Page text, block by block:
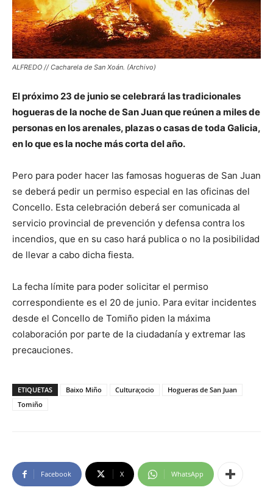
ALFREDO // Cacharela de San Xoán. (Archivo)
El próximo 23 de junio se celebrará las tradicionales
hogueras de la noche de San Juan que reúnen a miles de
personas en los arenales, plazas o casas de toda Galicia,
en lo que es la noche más corta del año.
Pero para poder hacer las famosas hogueras de San Juan
se deberá pedir un permiso especial en las oficinas del
Concello. Esta celebración deberá ser comunicada al
servicio provincial de prevención y defensa contra los
incendios, que en su caso hará publica o no la posibilidad
de llevar a cabo dicha fiesta.
La fecha límite para poder solicitar el permiso
correspondiente es el 20 de junio. Para evitar incidentes
desde el Concello de Tomiño piden la máxima
colaboración por parte de la ciudadanía y extremar las
precauciones.
ETIQUETAS Baixo Miño Cultura;ocio
Hogueras de San Juan
Tomiño
Facebook X WhatsApp